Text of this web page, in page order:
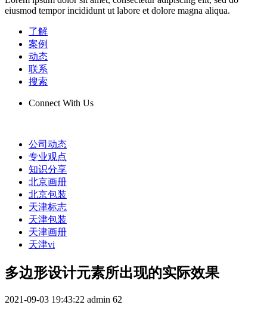
eiusmod tempor incididunt ut labore et dolore magna aliqua.
了解
案例
动态
联系
搜索
Connect With Us
公司动态
专业观点
知识分享
北京画册
北京包装
天津标志
天津包装
天津画册
天津vi
多边形设计元素所出现的实际效果
2021-09-03 19:43:22 admin 62